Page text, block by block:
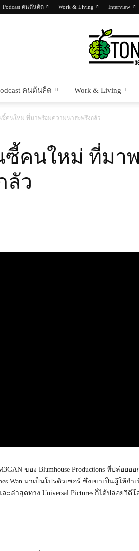
Podcast คนต้นคิด Work & Living Interview
คนต้นคิด Work & Living
นซี้คนใหม่ ที่มาพร้อมความน่าสะพรึงกลัว
ซี้คนใหม่ ที่มา
ลัว
ของ Blumhouse Productions ที่ปล่อยอ
Wan มาเป็นโปรดิวเซอร์ ซึ่งเขาเป็นผู้ให้ก
ะล่าสุดทาง Universal Pictures ก็ได้ปล่อยวิดี